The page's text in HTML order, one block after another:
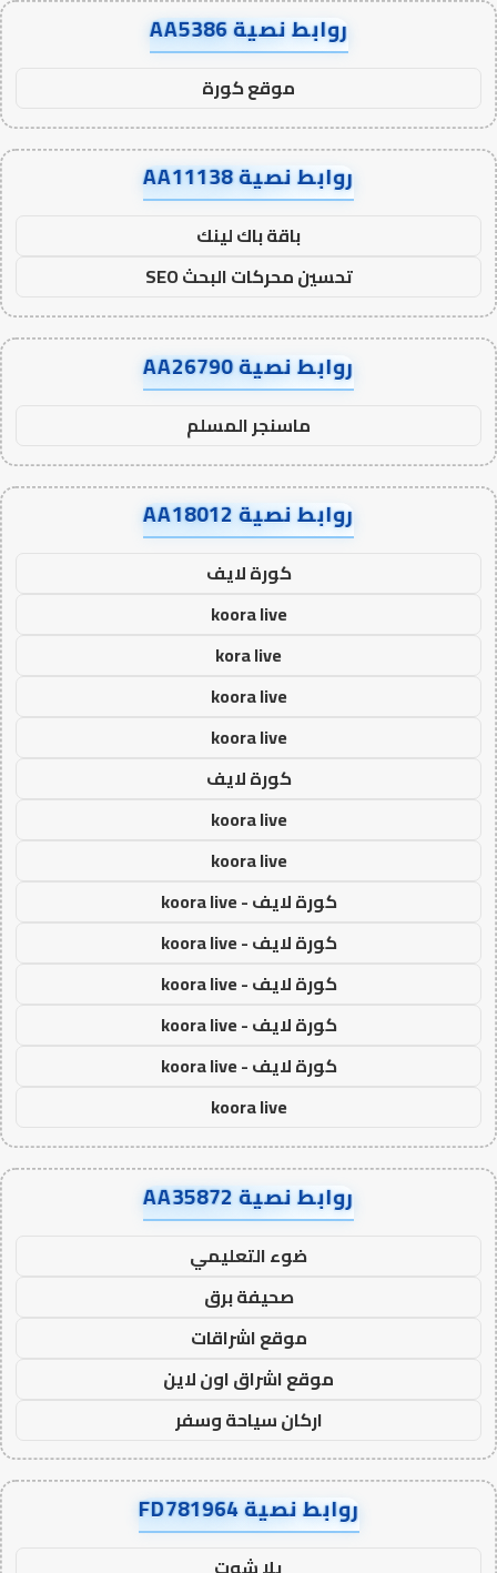
روابط نصية AA5386
موقع كورة
روابط نصية AA11138
باقة باك لينك
تحسين محركات البحث SEO
روابط نصية AA26790
ماسنجر المسلم
روابط نصية AA18012
كورة لايف
koora live
kora live
koora live
koora live
كورة لايف
koora live
koora live
كورة لايف - koora live
كورة لايف - koora live
كورة لايف - koora live
كورة لايف - koora live
كورة لايف - koora live
koora live
روابط نصية AA35872
ضوء التعليمي
صحيفة برق
موقع اشراقات
موقع اشراق اون لاين
اركان سياحة وسفر
روابط نصية FD781964